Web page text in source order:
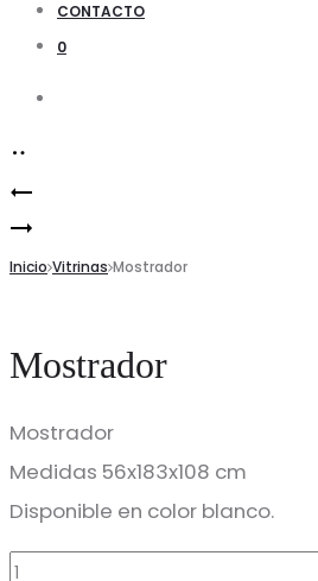
CONTACTO
0
Product
navigation
Frente
Mueble
de
MDF
Inicio Vitrinas Mostrador
Mostrador
Mostrador
Medidas 56x183x108 cm
Disponible en color blanco.
Mostrador